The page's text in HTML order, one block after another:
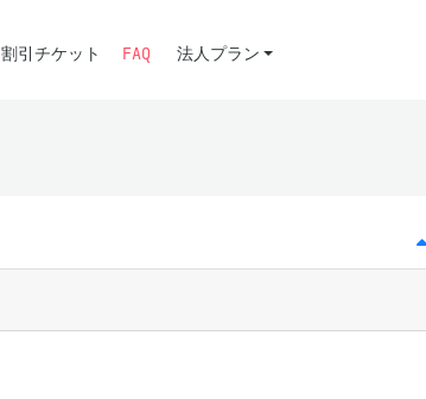
割引チケット FAQ 法人プラン